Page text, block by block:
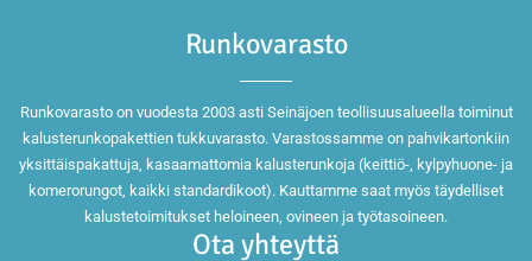
Runkovarasto
Runkovarasto on vuodesta 2003 asti Seinäjoen teollisuusalueella toiminut
kalusterunkopakettien tukkuvarasto. Varastossamme on pahvikartonkiin
yksittäispakattuja, kasaamattomia kalusterunkoja (keittiö-, kylpyhuone- ja
komerorungot, kaikki standardikoot). Kauttamme saat myös täydelliset
kalustetoimitukset heloineen, ovineen ja työtasoineen.
Ota yhteyttä